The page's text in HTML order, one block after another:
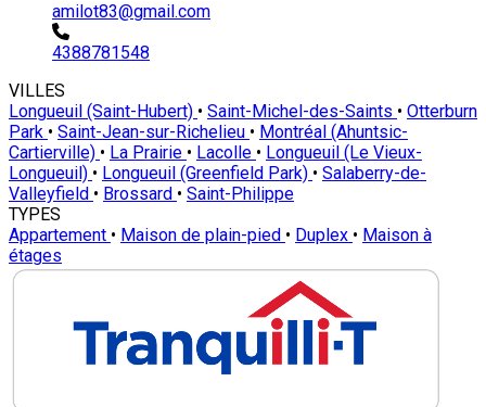
amilot83@gmail.com
4388781548
VILLES
Longueuil (Saint-Hubert) • Saint-Michel-des-Saints • Otterburn
Park • Saint-Jean-sur-Richelieu • Montréal (Ahuntsic-
Cartierville) • La Prairie • Lacolle • Longueuil (Le Vieux-
Longueuil) • Longueuil (Greenfield Park) • Salaberry-de-
Valleyfield • Brossard • Saint-Philippe
TYPES
Appartement • Maison de plain-pied • Duplex • Maison à
étages